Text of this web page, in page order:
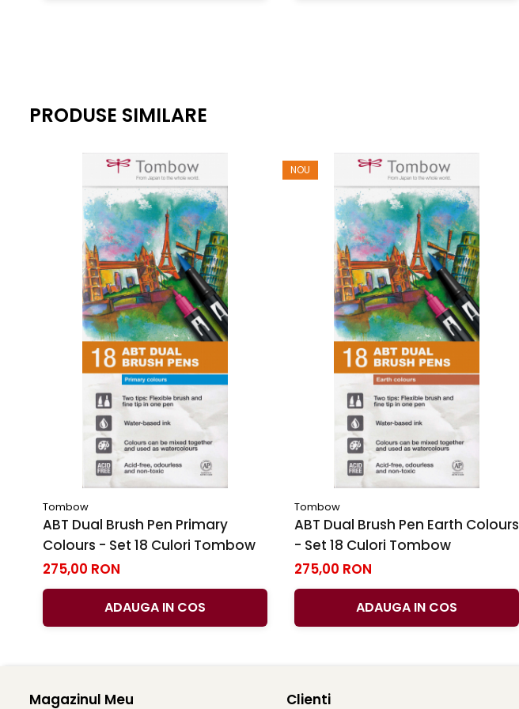
PRODUSE SIMILARE
Tombow
ABT Dual Brush Pen Primary
Colours - Set 18 Culori Tombow
275,00 RON
ADAUGA IN COS
NOU
Tombow
ABT Dual Brush Pen Earth Colours
- Set 18 Culori Tombow
275,00 RON
ADAUGA IN COS
Magazinul Meu Clienti